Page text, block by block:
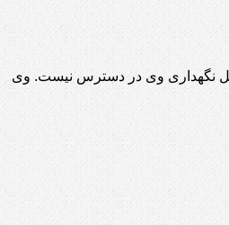
از وضعیت و محل نگهداری وی در دسترس نیست. وی